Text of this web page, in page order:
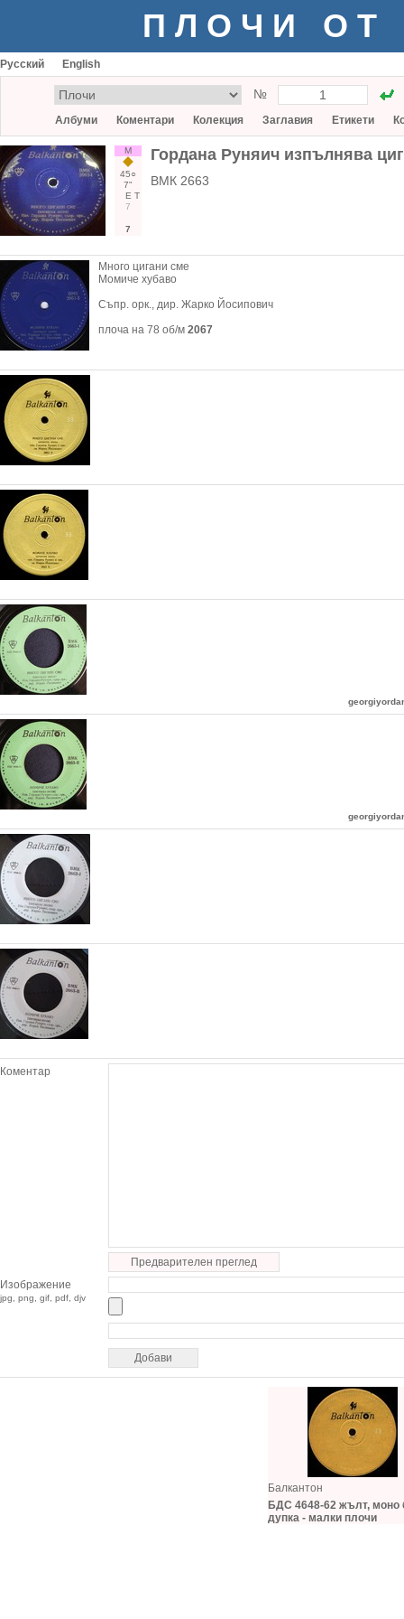
ПЛОЧИ ОТ
Русский English
№
Албуми Коментари Колекция Заглавия Етикети
М
45○
7"
Е Т
7
7
Гордана Руняич изпълнява
ВМК 2663
Много цигани сме
Момиче хубаво
Съпр. орк., дир. Жарко Йосипович
плоча на 78 об/м 2067
Коментар
Предварителен преглед
Изображение
jpg, png, gif, pdf, djv
Балкантон
БДС 4648-62 жълт, моно
дупка - малки плочи